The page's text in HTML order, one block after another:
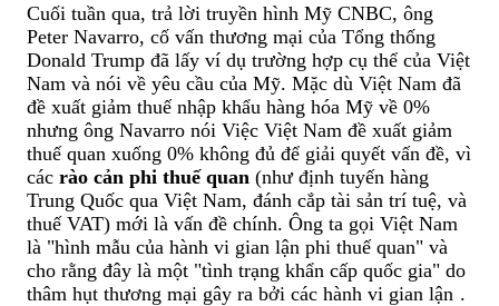
Cuối tuần qua, trả lời truyền hình Mỹ CNBC, ông
Peter Navarro, cố vấn thương mại của Tổng thống
Donald Trump đã lấy ví dụ trường hợp cụ thể của Việt
Nam và nói về yêu cầu của Mỹ. Mặc dù Việt Nam đã
đề xuất giảm thuế nhập khẩu hàng hóa Mỹ về 0%
nhưng ông Navarro nói Việc Việt Nam đề xuất giảm
thuế quan xuống 0% không đủ để giải quyết vấn đề, vì
các rào cản phi thuế quan (như định tuyến hàng
Trung Quốc qua Việt Nam, đánh cắp tài sản trí tuệ, và
thuế VAT) mới là vấn đề chính. Ông ta gọi Việt Nam
là "hình mẫu của hành vi gian lận phi thuế quan" và
cho rằng đây là một "tình trạng khẩn cấp quốc gia" do
thâm hụt thương mại gây ra bởi các hành vi gian lận .